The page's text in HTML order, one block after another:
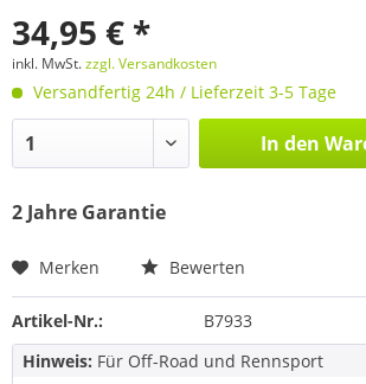
34,95 € *
inkl. MwSt.zzgl. Versandkosten
Versandfertig 24h / Lieferzeit 3-5 Tage
In den
2 Jahre Garantie
Merken Bewerten
Artikel-Nr.:
B7933
Hinweis: Für Off-Road und Rennsport